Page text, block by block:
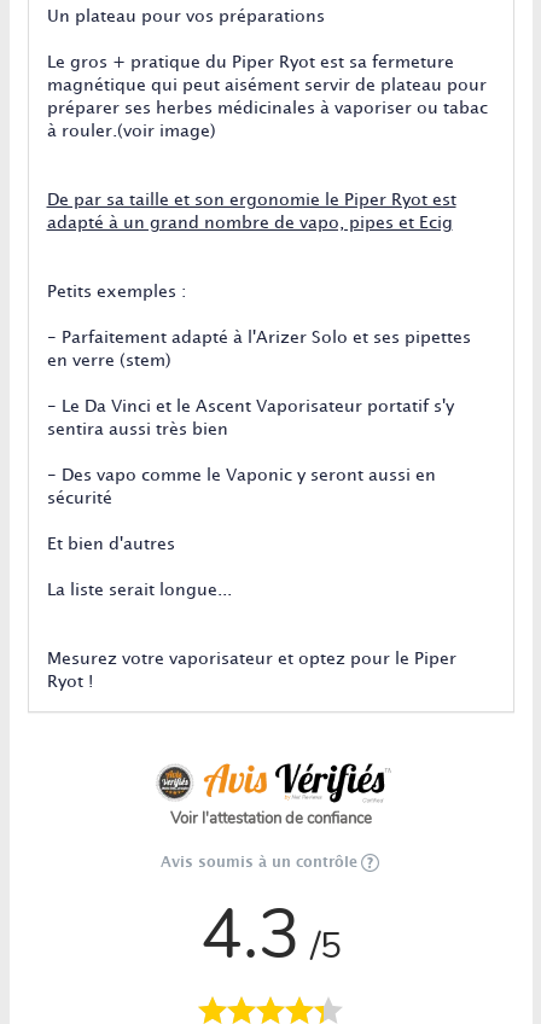
Un plateau pour vos préparations
Le gros + pratique du Piper Ryot est sa fermeture
magnétique qui peut aisément servir de plateau pour
préparer ses herbes médicinales à vaporiser ou tabac
à rouler.(voir image)
De par sa taille et son ergonomie le Piper Ryot est
adapté à un grand nombre de vapo, pipes et Ecig
Petits exemples :
- Parfaitement adapté à l'Arizer Solo et ses pipettes
en verre (stem)
- Le Da Vinci et le Ascent Vaporisateur portatif s'y
sentira aussi très bien
- Des vapo comme le Vaponicy seront aussi en
sécurité
Et bien d'autres
La liste serait longue...
Mesurez votre vaporisateur et optez pour le Piper
Ryot !
Voir l'attestation de confiance
Avis soumis à un contrôle
4.3 /5